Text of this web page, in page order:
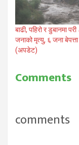
बाढी, पहिरो र डुबानमा परी
जनाको मृत्यु, ६ जना बेपत्ता
(अपडेट)
Comments
comments